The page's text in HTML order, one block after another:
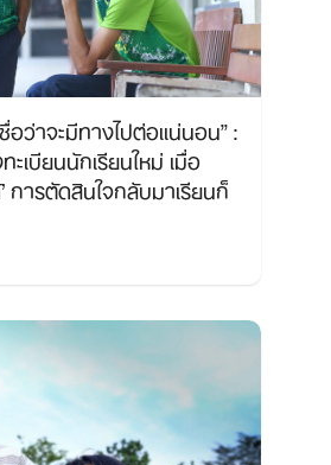
ว่าจะมีทางไปต่อแน่นอน” :
เบียนนักเรียนใหม่ เมื่อ
การตัดสินใจกลับมาเรียนก็